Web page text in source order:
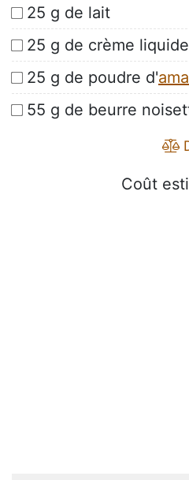
25 g de lait
25 g de crème liquide
25 g de poudre d'
55 g de beurre
Coût